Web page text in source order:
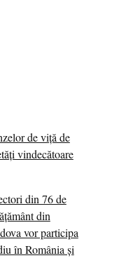
de viță de
vindecătoare
din 76 de
din
vor participa
în România și